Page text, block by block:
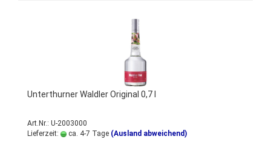
Unterthurner Waldler Original 0,7 l
Art.Nr.: U-2003000
Lieferzeit:
ca. 4-7 Tage (Ausland abweichend)